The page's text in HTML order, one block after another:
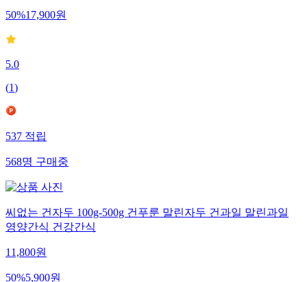
50%17,900원
5.0
(1)
537 적립
568명 구매중
씨없는 건자두 100g-500g 건푸룬 말린자두 건과일 말린과일
영양간식 건강간식
11,800원
50%5,900원